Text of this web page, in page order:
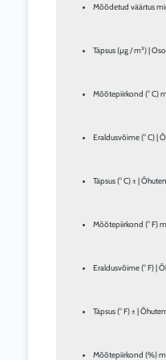
Mõõdetud väärtus
Täpsus (µg / m³) |
Mõõtepiirkond (° C)
Eraldusvõime (° C) |
Täpsus (° C) ± |
Mõõtepiirkond (° F)
Eraldusvõime (° F) |
Täpsus (° F) ± |
Mõõtepiirkond (%)